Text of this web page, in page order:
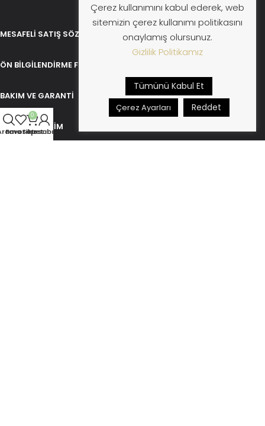
MESAFELI SATIŞ SÖZLEŞMESI
ÖN BILGILENDIRME FORMU
BAKIM VE GARANTI
İADE VE DEĞIŞIM
Çerez kullanımını kabul ederek, web
sitemizin çerez kullanımı politikasını
onaylamış olursunuz.
Gizlilik Politikamız
Tümünü Kabul Et
Çerez Ayarları Reddet
Favoriler
0
Sepet
Hesabım